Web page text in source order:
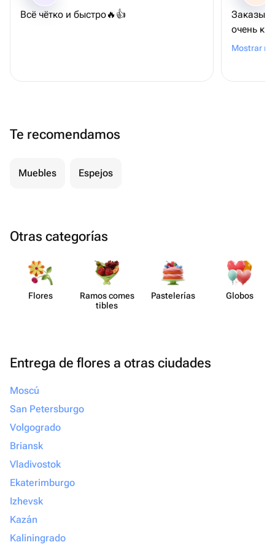
Всë чëтко и быстро🔥👍
очень
главное
Mostrar
Te recomendamos
Muebles Espejos
Otras categorías
Flores
Ramos comes​
tibles
Paste​lerías Globos
Entrega de flores a otras ciudades
Moscú
San Petersburgo
Volgogrado
Briansk
Vladivostok
Ekaterimburgo
Izhevsk
Kazán
Kaliningrado